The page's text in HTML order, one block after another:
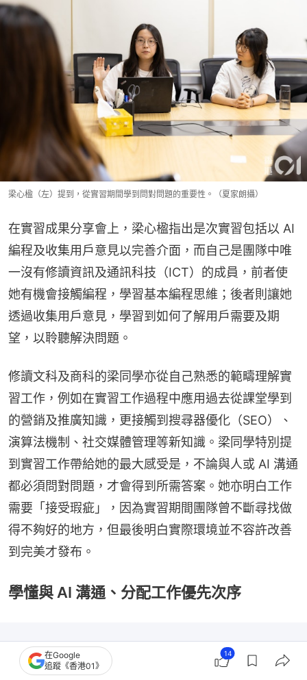
梁心楹（左）提到，從實習期間學到問對問題的重要性。（夏家朗攝）
在實習成果分享會上，梁心楹指出是次實習包括以 AI
編程及收集用戶意見以完善介面，而自己是團隊中唯
一沒有修讀資訊及通訊科技（ICT）的成員，前者使
她有機會接觸編程，學習基本編程思維；後者則讓她
透過收集用戶意見，學習到如何了解用戶需要及期
望，以聆聽解決問題。
修讀文科及商科的梁同學亦從自己熟悉的範疇理解實
習工作，例如在實習工作過程中應用過去從課堂學到
的營銷及推廣知識，更接觸到搜尋器優化（SEO）、
演算法機制、社交媒體管理等新知識。梁同學特別提
到實習工作帶給她的最大感受是，不論與人或 AI 溝通
都必須問對問題，才會得到所需答案。她亦明白工作
需要「接受瑕疵」，因為實習期間團隊曾不斷尋找做
得不夠好的地方，但最後明白實際環境並不容許改善
到完美才發布。
學懂與 AI 溝通、分配工作優先次序
在Google
追蹤《香港01》
14